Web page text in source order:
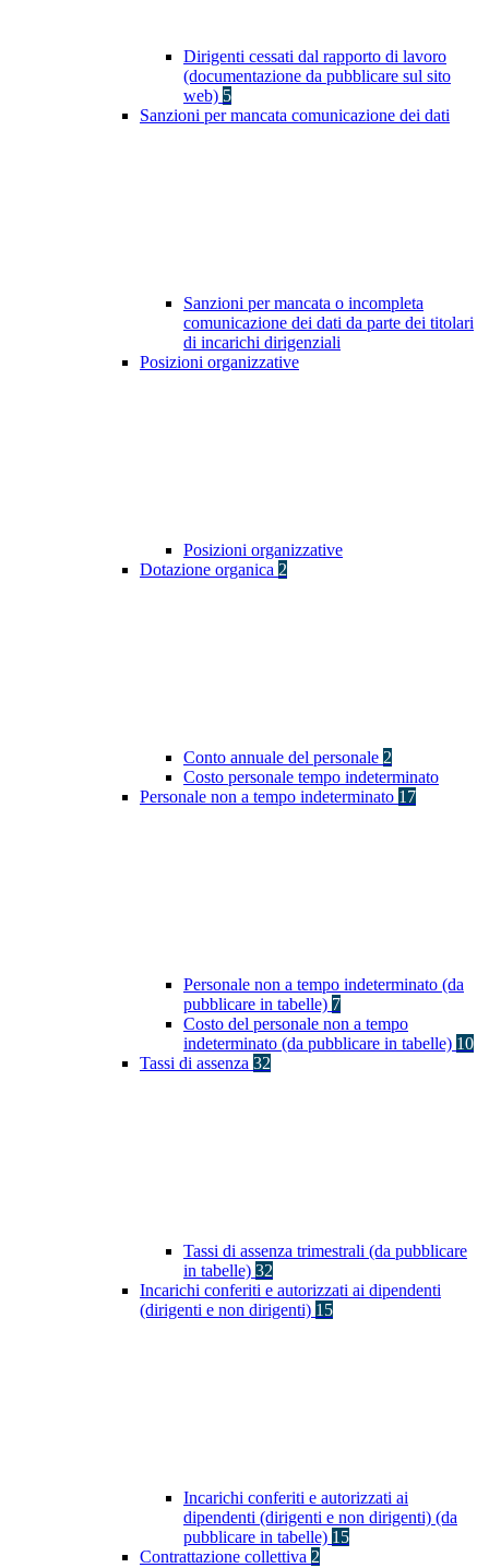
Dirigenti cessati dal rapporto di lavoro
(documentazione da pubblicare sul sito
web) 5
Sanzioni per mancata comunicazione dei dati
Sanzioni per mancata o incompleta
comunicazione dei dati da parte dei titolari
di incarichi dirigenziali
Posizioni organizzative
Posizioni organizzative
Dotazione organica 2
Conto annuale del personale 2
Costo personale tempo indeterminato
Personale non a tempo indeterminato 17
Personale non a tempo indeterminato (da
pubblicare in tabelle) 7
Costo del personale non a tempo
indeterminato (da pubblicare in tabelle) 10
Tassi di assenza 32
Tassi di assenza trimestrali (da pubblicare
in tabelle) 32
Incarichi conferiti e autorizzati ai dipendenti
(dirigenti e non dirigenti) 15
Incarichi conferiti e autorizzati ai
dipendenti (dirigenti e non dirigenti) (da
pubblicare in tabelle) 15
Contrattazione collettiva 2